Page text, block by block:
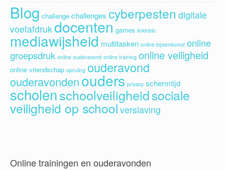
Blog challenge challenges cyberpesten digitale
voetafdrukdocenten games linkinbio
mediawijsheid multitasken online bijeenkomst online
groepsdruk online ouderavond online training online veiligheid
online vriendschap opruiing ouderavond
ouderavondenouders privacy schermtijd
scholenschoolveiligheidsociale
veiligheid op school verslaving
Online trainingen en ouderavonden